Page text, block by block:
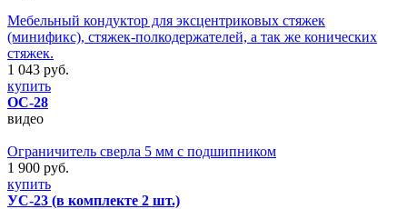
Мебельный кондуктор для эксцентриковых стяжек
(минификс), стяжек-полкодержателей, а так же конических
стяжек.
1 043 руб.
купить
ОС-28
видео
Ограничитель сверла 5 мм с подшипником
1 900 руб.
купить
УС-23 (в комплекте 2 шт.)